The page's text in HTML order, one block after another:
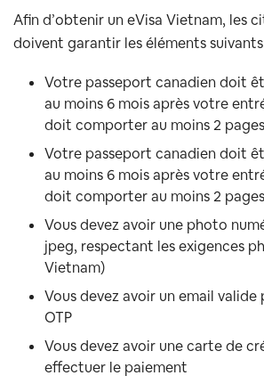
Afin d’obtenir un eVisa Vietnam, les
doivent garantir les éléments
Votre passeport canadien doit
au moins 6 mois après votre
doit comporter au moins 2
Votre passeport canadien doit
au moins 6 mois après votre
doit comporter au moins 2
Vous devez avoir une photo
jpeg, respectant les exigences
Vietnam)
Vous devez avoir un email
OTP
Vous devez avoir une carte de
effectuer le paiement